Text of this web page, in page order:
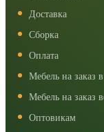
Доставка
Сборка
Оплата
Мебель на заказ
Мебель на заказ
Оптовикам